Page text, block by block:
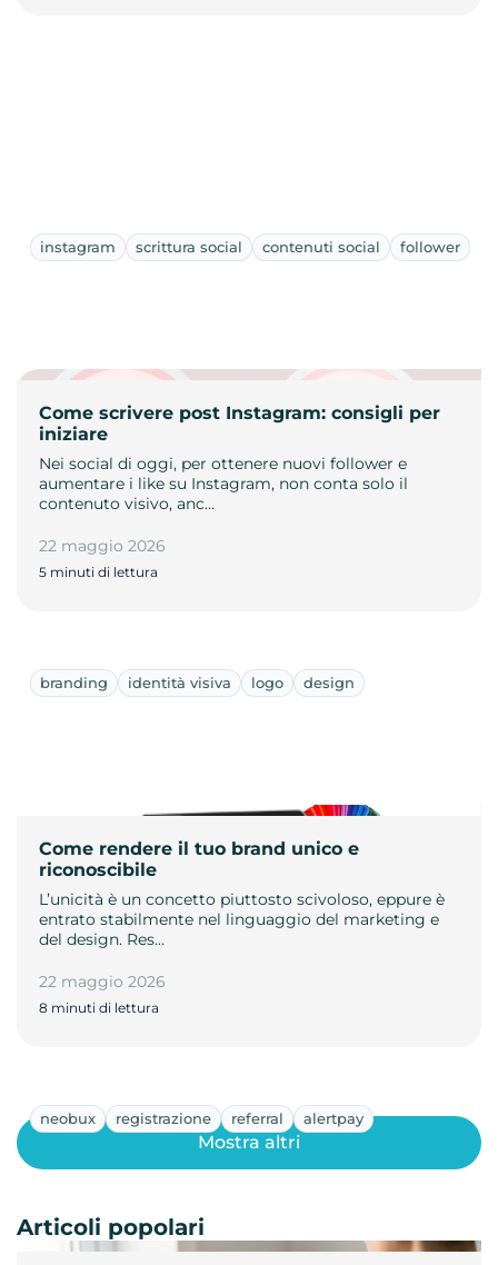
instagram scrittura social contenuti social follower
Come scrivere post Instagram: consigli per
iniziare
Nei social di oggi, per ottenere nuovi follower e
aumentare i like su Instagram, non conta solo il
contenuto visivo, anc…
22 maggio 2026
5 minuti di lettura
branding identità visiva logo design
Come rendere il tuo brand unico e
riconoscibile
L’unicità è un concetto piuttosto scivoloso, eppure è
entrato stabilmente nel linguaggio del marketing e
del design. Res…
22 maggio 2026
8 minuti di lettura
neobux registrazione referral alertpay
Mostra altri
Articoli popolari